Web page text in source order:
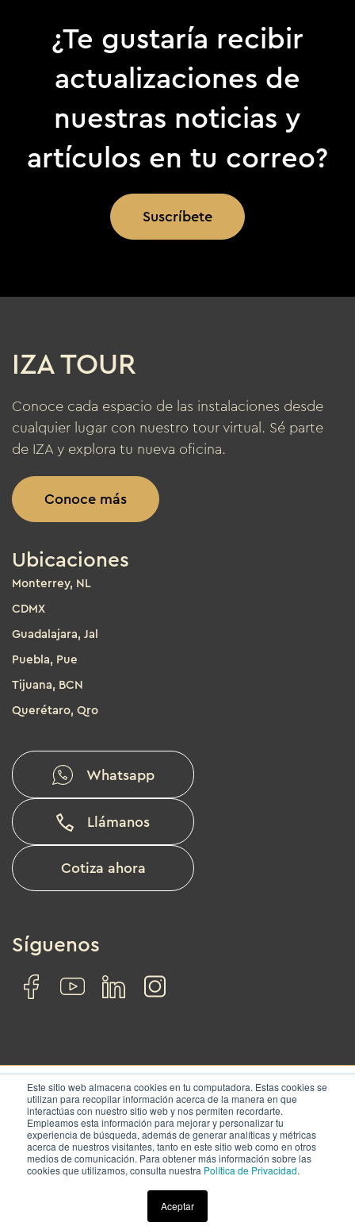
Este sitio web almacena cookies en tu computadora. Estas cookies se
utilizan para recopilar información acerca de la manera en que
interactúas con nuestro sitio web y nos permiten recordarte.
Empleamos esta información para mejorar y personalizar tu
experiencia de búsqueda, además de generar analíticas y métricas
acerca de nuestros visitantes, tanto en este sitio web como en otros
medios de comunicación. Para obtener más información sobre las
cookies que utilizamos, consulta nuestra Política de Privacidad.
Aceptar
¿Te gustaría recibir
actualizaciones de
nuestras noticias y
artículos en tu correo?
Suscríbete
IZA TOUR
Conoce cada espacio de las instalaciones desde
cualquier lugar con nuestro tour virtual. Sé parte
de IZA y explora tu nueva oficina.
Conoce más
Ubicaciones
Monterrey, NL
CDMX
Guadalajara, Jal
Puebla, Pue
Tijuana, BCN
Querétaro, Qro
Whatsapp
Llámanos
Cotiza ahora
Síguenos
© IZA. All rights reserved.
NosotrosSolucionesUbicacionesContacto
Términos y condiciones| Aviso de privacidad